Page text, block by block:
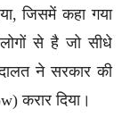
जिसमें कहा गया
से है जो सीधे
ने सरकार की
करार दिया।